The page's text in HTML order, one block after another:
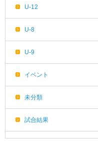
U-12
U-8
U-9
イベント
未分類
試合結果